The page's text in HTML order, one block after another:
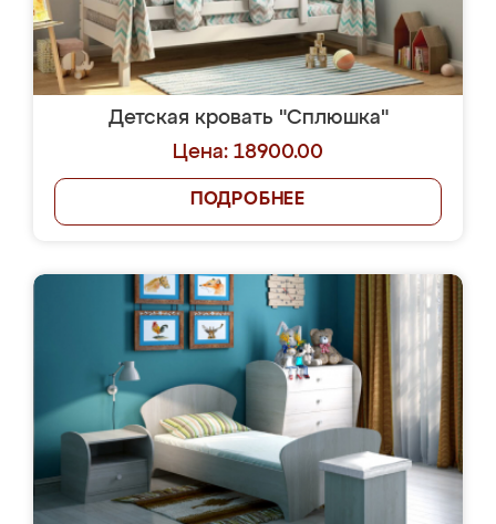
Детская кровать "Сплюшка"
Цена: 18900.00
ПОДРОБНЕЕ